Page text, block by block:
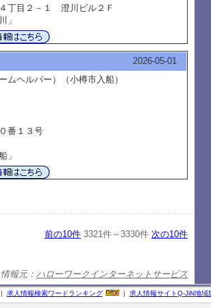
丁目２－１ 澄川ビル２Ｆ
」
2026-05-01
ムヘルパー）（小樽市入船）
番１３号
」
前の10件 3321件～3330件 次の10件
情報元： ハローワークインターネットサービス
| 求人情報検索ワードランキング | 求人情報サイトQ-JiN地域